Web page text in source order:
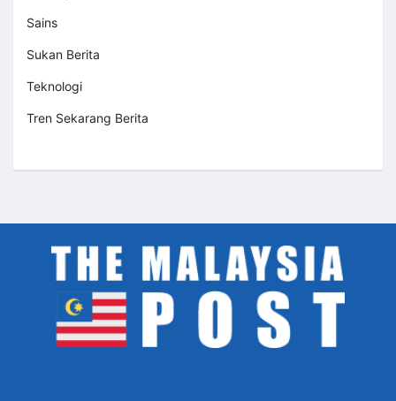
Sains
Sukan Berita
Teknologi
Tren Sekarang Berita